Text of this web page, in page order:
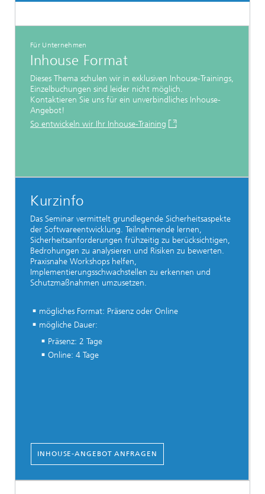
Für Unternehmen
Inhouse Format
Dieses Thema schulen wir in exklusiven Inhouse-Trainings,
Einzelbuchungen sind leider nicht möglich.
Kontaktieren Sie uns für ein unverbindliches Inhouse-
Angebot!
So entwickeln wir Ihr Inhouse-Training
Kurzinfo
Das Seminar vermittelt grundlegende Sicherheitsaspekte
der Softwareentwicklung. Teilnehmende lernen,
Sicherheitsanforderungen frühzeitig zu berücksichtigen,
Bedrohungen zu analysieren und Risiken zu bewerten.
Praxisnahe Workshops helfen,
Implementierungsschwachstellen zu erkennen und
Schutzmaßnahmen umzusetzen.
mögliches Format: Präsenz oder Online
mögliche Dauer:
Präsenz: 2 Tage
Online: 4 Tage
INHOUSE-ANGEBOT ANFRAGEN